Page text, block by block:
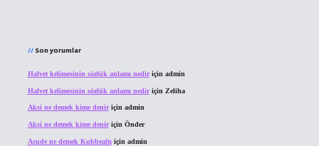
Son yorumlar
Halvet kelimesinin sözlük anlamı nediriçin admin
Halvet kelimesinin sözlük anlamı nediriçin Zeliha
Aksi ne demek kime deniriçin admin
Aksi ne demek kime deniriçin Önder
Asude ne demek Kubbealtı için admin